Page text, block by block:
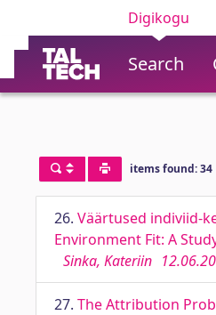
Digikogu
Search
items found: 34
26. Väärtused indiviid-
Environment Fit: A
Sinka, Kateriin
27. The Attribution